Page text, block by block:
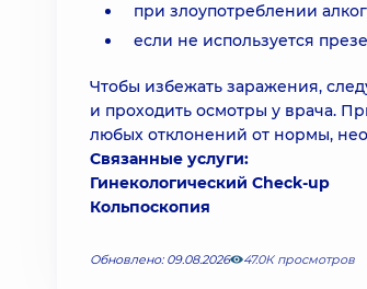
при злоупотреблении
если не используется
Чтобы избежать заражения,
и проходить осмотры у врача.
любых отклонений от нормы,
Связанные услуги:
Гинекологический Check-up
Кольпоскопия
Обновлено: 09.08.2026 47.0К просмотров